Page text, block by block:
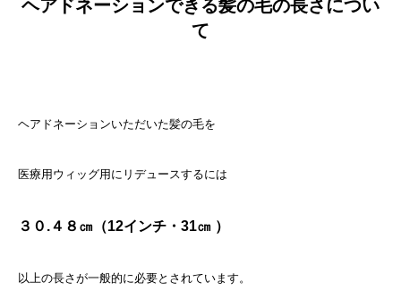
ヘアドネーションできる髪の毛の長さについ
て
ヘアドネーションいただいた髪の毛を
医療用ウィッグ用に リデュースするには
３０.４８㎝（12インチ・31㎝ ）
以上の長さが一般的に必要とされています。